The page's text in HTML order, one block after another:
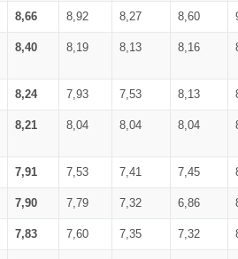
8,66 8,92 8,27 8,60
8,40 8,19 8,13 8,16
8,24 7,93 7,53 8,13
8,21 8,04 8,04 8,04
7,91 7,53 7,41 7,45
7,90 7,79 7,32 6,86
7,83 7,60 7,35 7,32